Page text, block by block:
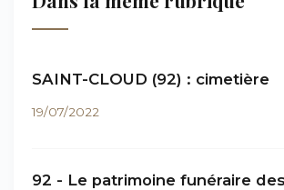
SAINT-CLOUD (92) : cimetière
19/07/2022
92 - Le patrimoine funéraire